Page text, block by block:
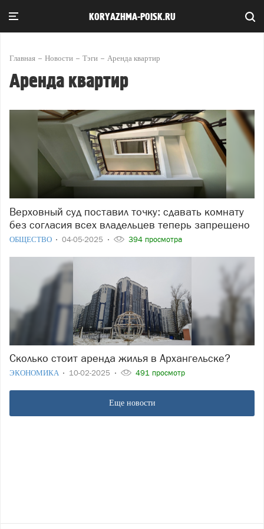
KORYAZHMA-POISK.RU
Главная Новости Тэги Аренда квартир
Аренда квартир
Верховный суд поставил точку: сдавать комнату
без согласия всех владельцев теперь запрещено
ОБЩЕСТВО 04-05-2025 394 просмотра
Сколько стоит аренда жилья в Архангельске?
ЭКОНОМИКА 10-02-2025 491 просмотр
Еще новости